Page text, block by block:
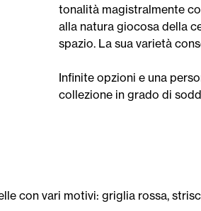
tonalità magistralmente
alla natura giocosa della
spazio. La sua varietà
Infinite opzioni e una
collezione in grado di